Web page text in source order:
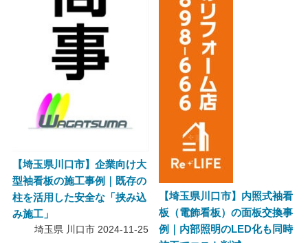
【埼玉県川口市】企業向け大
型袖看板の施工事例｜既存の
柱を活用した安全な「挟み込
み施工」
埼玉県 川口市 2024-11-25
【埼玉県川口市】内照式袖看
板（電飾看板）の面板交換事
例｜内部照明のLED化も同時